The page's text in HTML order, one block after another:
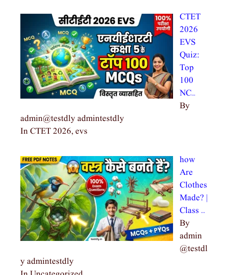
CTET
2026
EVS
Quiz:
Top
100
NC…
By
admin@testdly admintestdly
In CTET 2026, evs
how
Are
Clothes
Made? |
Class …
By
admin
@testdl
y admintestdly